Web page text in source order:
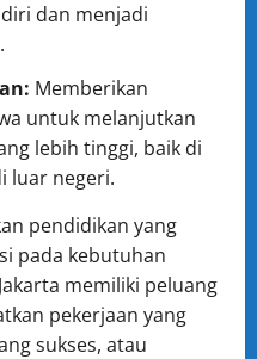
dan menjadi
Memberikan
untuk melanjutkan
lebih tinggi, baik di
luar negeri.
pendidikan yang
pada kebutuhan
memiliki peluang
pekerjaan yang
sukses, atau